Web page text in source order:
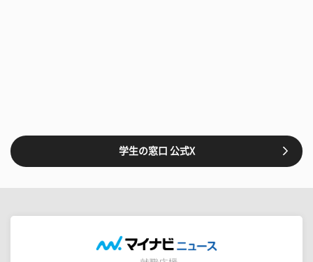
学生の窓口 公式X